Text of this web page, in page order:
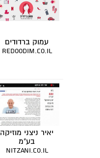
עמוק ברדודים
redoodim.co.il
יאיר ניצני מוזיקה
בע"מ
nitzani.co.il